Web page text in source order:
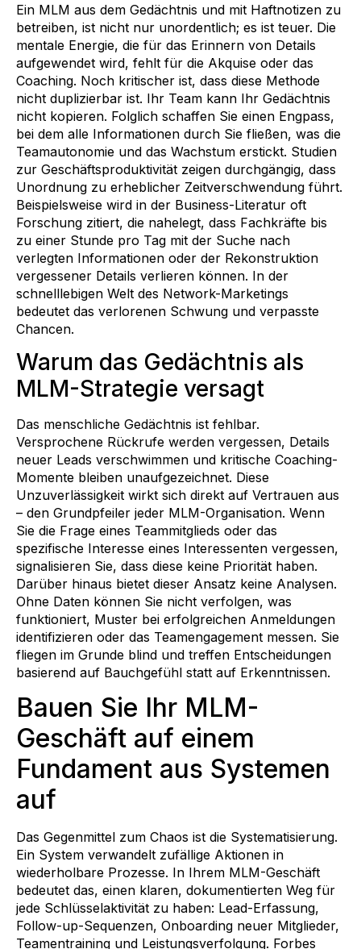
Ein MLM aus dem Gedächtnis und mit Haftnotizen zu
betreiben, ist nicht nur unordentlich; es ist teuer. Die
mentale Energie, die für das Erinnern von Details
aufgewendet wird, fehlt für die Akquise oder das
Coaching. Noch kritischer ist, dass diese Methode
nicht duplizierbar ist. Ihr Team kann Ihr Gedächtnis
nicht kopieren. Folglich schaffen Sie einen Engpass,
bei dem alle Informationen durch Sie fließen, was die
Teamautonomie und das Wachstum erstickt. Studien
zur Geschäftsproduktivität zeigen durchgängig, dass
Unordnung zu erheblicher Zeitverschwendung führt.
Beispielsweise wird in der Business-Literatur oft
Forschung zitiert, die nahelegt, dass Fachkräfte bis
zu einer Stunde pro Tag mit der Suche nach
verlegten Informationen oder der Rekonstruktion
vergessener Details verlieren können. In der
schnelllebigen Welt des Network-Marketings
bedeutet das verlorenen Schwung und verpasste
Chancen.
Warum das Gedächtnis als
MLM-Strategie versagt
Das menschliche Gedächtnis ist fehlbar.
Versprochene Rückrufe werden vergessen, Details
neuer Leads verschwimmen und kritische Coaching-
Momente bleiben unaufgezeichnet. Diese
Unzuverlässigkeit wirkt sich direkt auf Vertrauen aus
– den Grundpfeiler jeder MLM-Organisation. Wenn
Sie die Frage eines Teammitglieds oder das
spezifische Interesse eines Interessenten vergessen,
signalisieren Sie, dass diese keine Priorität haben.
Darüber hinaus bietet dieser Ansatz keine Analysen.
Ohne Daten können Sie nicht verfolgen, was
funktioniert, Muster bei erfolgreichen Anmeldungen
identifizieren oder das Teamengagement messen. Sie
fliegen im Grunde blind und treffen Entscheidungen
basierend auf Bauchgefühl statt auf Erkenntnissen.
Bauen Sie Ihr MLM-
Geschäft auf einem
Fundament aus Systemen
auf
Das Gegenmittel zum Chaos ist die Systematisierung.
Ein System verwandelt zufällige Aktionen in
wiederholbare Prozesse. In Ihrem MLM-Geschäft
bedeutet das, einen klaren, dokumentierten Weg für
jede Schlüsselaktivität zu haben: Lead-Erfassung,
Follow-up-Sequenzen, Onboarding neuer Mitglieder,
Teamentraining und Leistungsverfolgung. Forbes